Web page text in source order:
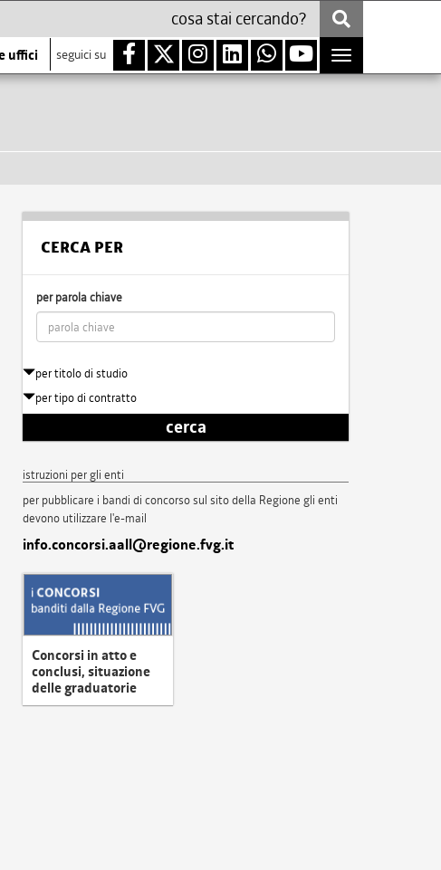
uffici seguici su
Toggle
navigation
CERCA PER
per parola chiave
per titolo di studio
per tipo di contratto
cerca
istruzioni per gli enti
per pubblicare i bandi di concorso sul sito della Regione gli enti
devono utilizzare l'e-mail
info.concorsi.aall@regione.fvg.it
Concorsi in atto e
conclusi, situazione
delle graduatorie